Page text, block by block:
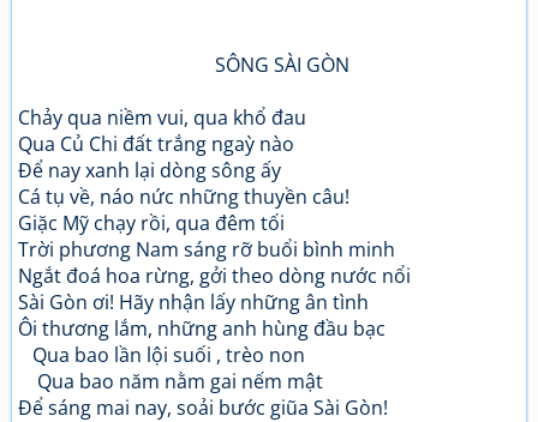
SÔNG SÀI GÒN
Chảy qua niềm vui, qua khổ đau
Qua Củ Chi đất trắng ngaỳ nào
Để nay xanh lại dòng sông ấy
Cá tụ về, náo nức những thuyền câu!
Giặc Mỹ chạy rồi, qua đêm tối
Trời phương Nam sáng rỡ buổi bình minh
Ngắt đoá hoa rừng, gởi theo dòng nước nổi
Sài Gòn ơi! Hãy nhận lấy những ân tình
Ôi thương lắm, những anh hùng đầu bạc
Qua bao lần lội suối , trèo non
Qua bao năm nằm gai nếm mật
Để sáng mai nay, soải bước giũa Sài Gòn!